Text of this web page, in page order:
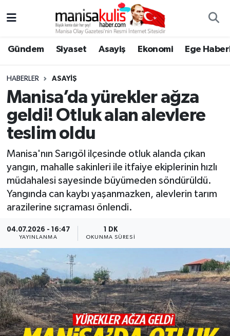
Gündem Siyaset Asayiş Ekonomi Ege
HABERLER ASAYIŞ
Manisa’da yürekler ağza
geldi! Otluk alan alevlere
teslim oldu
Manisa'nın Sarıgöl ilçesinde otluk alanda çıkan
yangın, mahalle sakinleri ile itfaiye ekiplerinin hızlı
müdahalesi sayesinde büyümeden söndürüldü.
Yangında can kaybı yaşanmazken, alevlerin tarım
arazilerine sıçraması önlendi.
04.07.2026 - 16:47
YAYINLANMA
1 DK
OKUNMA SÜRESI
Ege Haberleri
Ekonomi
Genel
Resmi İlan
Siyaset
Türkiye
Yaşam
Yunusemre Hava Durumu
Yunusemre Trafik Yoğunluk Haritası
Süper Lig Puan Durumu ve Fikstür
Son Dakika Haberleri
Haber Arşivi